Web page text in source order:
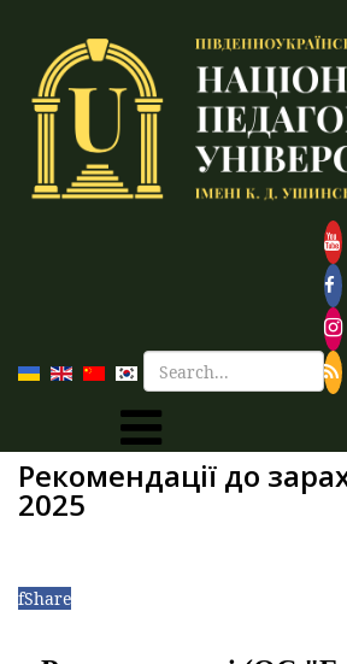
Рекомендації до
2025
fShare